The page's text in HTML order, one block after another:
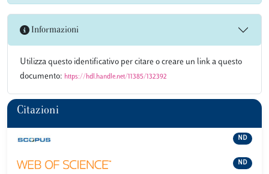
Informazioni
Utilizza questo identificativo per citare o creare un link a questo
documento: https://hdl.handle.net/11385/132392
Citazioni
ND
ND